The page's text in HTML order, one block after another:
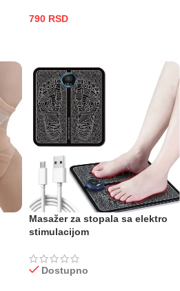
790 RSD
Masažer za stopala sa elektro
stimulacijom
Dostupno